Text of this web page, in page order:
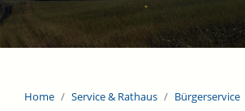
Home Service & Rathaus Bürgerservice